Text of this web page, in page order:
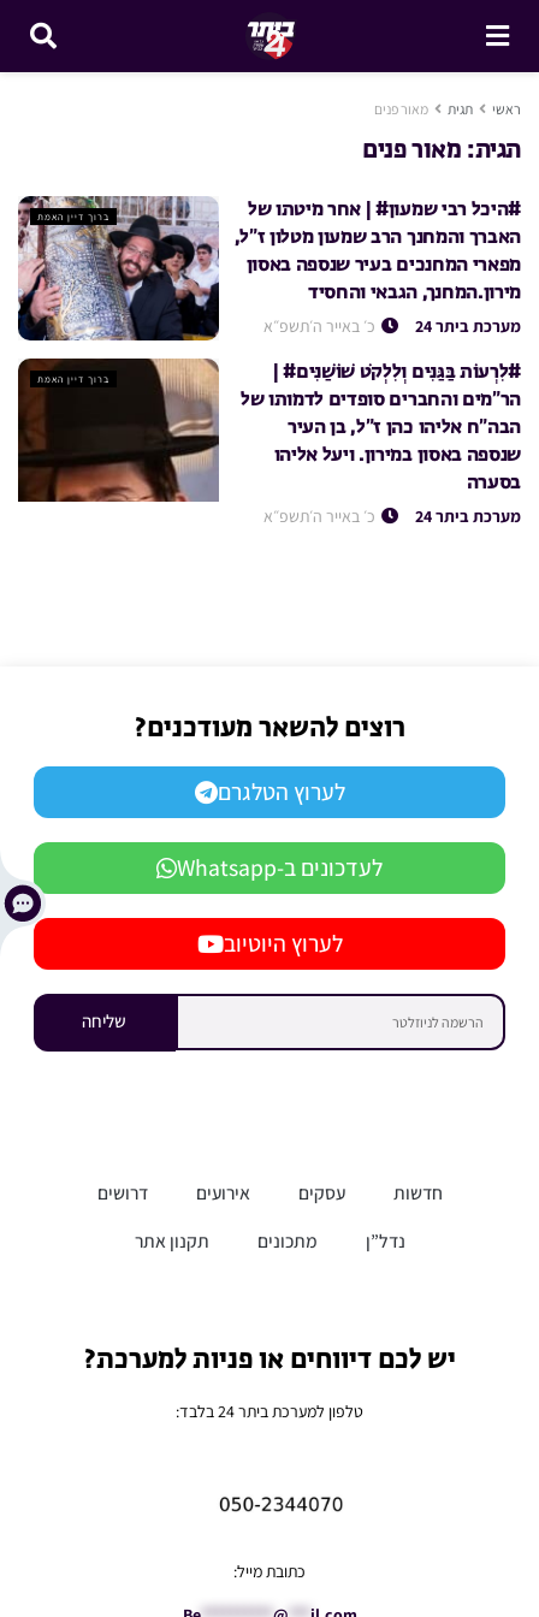
ראשי תגית מאור פנים
תגית: מאור פנים
ברוך דיין האמת
#היכל רבי שמעון# | אחר מיטתו של
האברך והמחנך הרב שמעון מטלון ז”ל,
מפארי המחנכים בעיר שנספה באסון
מירון.המחנך, הגבאי והחסיד
מערכת ביתר 24 כ׳ באייר ה׳תשפ״א
ברוך דיין האמת
#לִרְעוֹת בַּגַּנִּים וְלִלְקֹט שׁוֹשַׁנִּים# |
הר”מים והחברים סופדים לדמותו של
הבה”ח אליהו כהן ז”ל, בן העיר
שנספה באסון במירון. ויעל אליהו
בסערה
מערכת ביתר 24 כ׳ באייר ה׳תשפ״א
רוצים להשאר מעודכנים?
לערוץ הטלגרם
לעדכונים ב-Whatsapp
לערוץ היוטיוב
שליחה
חדשות עסקים אירועים
דרושים
נדל”ן
מתכונים תקנון אתר
יש לכם דיווחים או פניות למערכת?
טלפון למערכת ביתר 24 בלבד:
כתובת מייל: